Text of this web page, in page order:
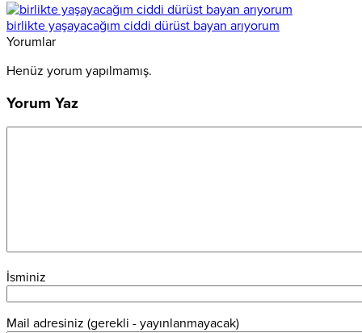
birlikte yaşayacağım ciddi dürüst bayan arıyorum
Yorumlar
Henüz yorum yapılmamış.
Yorum Yaz
İsminiz
Mail adresiniz (gerekli - yayınlanmayacak)